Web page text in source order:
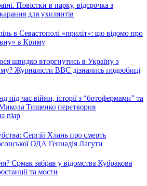
Повістки в парку, відсрочка з
для ухилянтів
в Севастополі «приліт»: що відомо про
в Криму
швидко вторгнутись в Україну з
Журналісти ВВС дізнались подробиці
під час війни, історії з “ботофермами” та
Тищенко перетворив
піар
Сергій Хлань про смерть
ОДА Геннадія Лагути
Єрмак забрав у відомства Кубракова
та мости